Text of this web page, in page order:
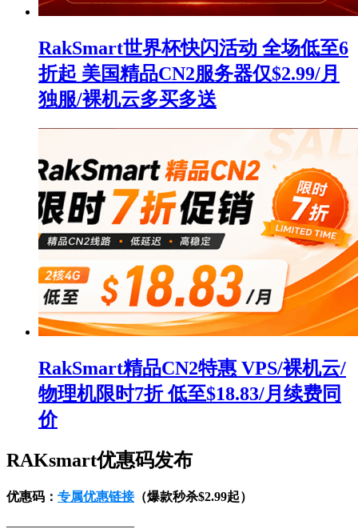
RakSmart世界杯快闪活动 全场低至6
折起 美国精品CN2服务器仅$2.99/月
独服/裸机云多买多送
RakSmart精品CN2特惠 VPS/裸机云/
物理机限时7折 低至$18.83/月续费同
价
RAKsmart优惠码发布
优惠码： 专属优惠链接（爆款秒杀$2.99起）
——————————